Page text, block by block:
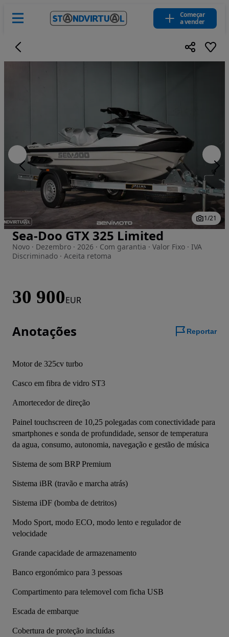
Começar
a vender
Imagem 1 de 21
1/21
Sea-Doo GTX 325 Limited
Novo · Dezembro · 2026 · Com garantia · Valor Fixo · IVA
Discriminado · Aceita retoma
30 900EUR
Anotações Reportar
Motor de 325cv turbo
Casco em fibra de vidro ST3
Amortecedor de direção
Painel touchscreen de 10,25 polegadas com conectividade para
smartphones e sonda de profundidade, sensor de temperatura
da agua, consumo, autonomia, navegação e gestão de música
Sistema de som BRP Premium
Sistema iBR (travão e marcha atrás)
Sistema iDF (bomba de detritos)
Modo Sport, modo ECO, modo lento e regulador de
velocidade
Grande capacidade de armazenamento
Banco ergonómico para 3 pessoas
Compartimento para telemovel com ficha USB
Escada de embarque
Cobertura de proteção incluídas